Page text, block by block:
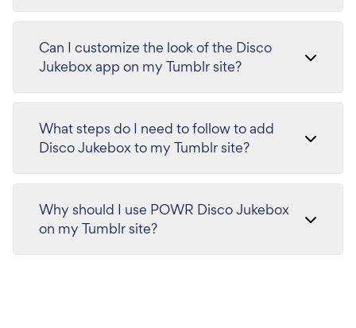
Can I customize the look of the Disco
Jukebox app on my Tumblr site?
What steps do I need to follow to add
Disco Jukebox to my Tumblr site?
Why should I use POWR Disco Jukebox
on my Tumblr site?